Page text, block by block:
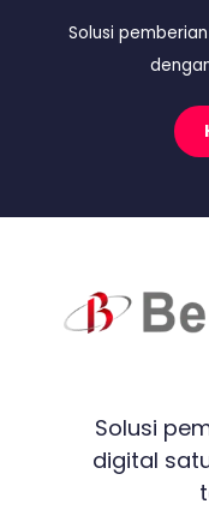
Solusi
Solusi
digital